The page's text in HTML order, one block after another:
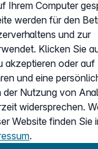
Ihrem Computer
werden für den
und zur
Klicken Sie
akzeptieren oder auf
und eine
der Nutzung von
widersprechen.
Website finden Sie
.